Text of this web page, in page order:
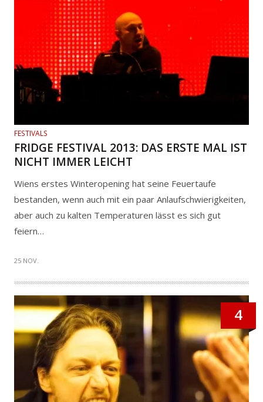
FESTIVALS
FRIDGE FESTIVAL 2013: DAS ERSTE MAL IST
NICHT IMMER LEICHT
Wiens erstes Winteropening hat seine Feuertaufe
bestanden, wenn auch mit ein paar Anlaufschwierigkeiten,
aber auch zu kalten Temperaturen lässt es sich gut
feiern…
25 NOV.
4